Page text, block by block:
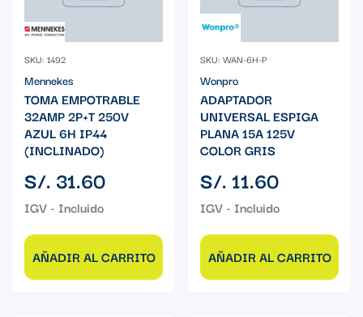
SKU: 1492
Mennekes
TOMA EMPOTRABLE
32AMP 2P+T 250V
AZUL 6H IP44
(INCLINADO)
Precio
regular
S/. 31.60
AÑADIR AL CARRITO
SKU: WAN-6H-P
Wonpro
ADAPTADOR
UNIVERSAL ESPIGA
PLANA 15A 125V
COLOR GRIS
Precio
regular
S/. 11.60
AÑADIR AL CARRITO